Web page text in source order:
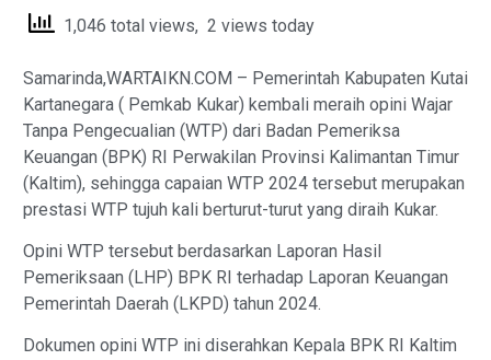
1,046 total views, 2 views today
Samarinda,WARTAIKN.COM – Pemerintah Kabupaten Kutai
Kartanegara ( Pemkab Kukar) kembali meraih opini Wajar
Tanpa Pengecualian (WTP) dari Badan Pemeriksa
Keuangan (BPK) RI Perwakilan Provinsi Kalimantan Timur
(Kaltim), sehingga capaian WTP 2024 tersebut merupakan
prestasi WTP tujuh kali berturut-turut yang diraih Kukar.
Opini WTP tersebut berdasarkan Laporan Hasil
Pemeriksaan (LHP) BPK RI terhadap Laporan Keuangan
Pemerintah Daerah (LKPD) tahun 2024.
Dokumen opini WTP ini diserahkan Kepala BPK RI Kaltim